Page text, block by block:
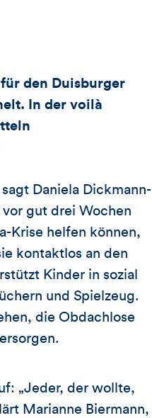
Artikels
den Duisburger
In der voilà
Daniela Dickmann-
gut drei Wochen
Krise helfen können,
kontaktlos an den
Kinder in sozial
und Spielzeug.
die Obdachlose
„Jeder, der wollte,
Marianne Biermann,